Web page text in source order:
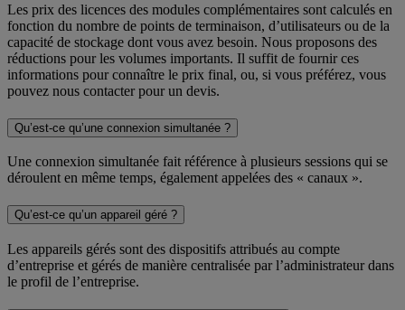
Les prix des licences des modules complémentaires sont calculés en
fonction du nombre de points de terminaison, d’utilisateurs ou de la
capacité de stockage dont vous avez besoin. Nous proposons des
réductions pour les volumes importants. Il suffit de fournir ces
informations pour connaître le prix final, ou, si vous préférez, vous
pouvez nous contacter pour un devis.
Qu’est-ce qu’une connexion simultanée ?
Une connexion simultanée fait référence à plusieurs sessions qui se
déroulent en même temps, également appelées des « canaux ».
Qu’est-ce qu’un appareil géré ?
Les appareils gérés sont des dispositifs attribués au compte
d’entreprise et gérés de manière centralisée par l’administrateur dans
le profil de l’entreprise.